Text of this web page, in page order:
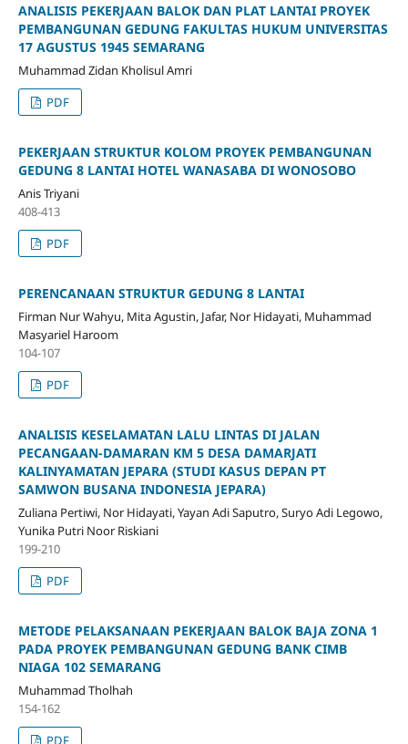
ANALISIS PEKERJAAN BALOK DAN PLAT LANTAI PROYEK
PEMBANGUNAN GEDUNG FAKULTAS HUKUM UNIVERSITAS
17 AGUSTUS 1945 SEMARANG
Muhammad Zidan Kholisul Amri
PDF
PEKERJAAN STRUKTUR KOLOM PROYEK PEMBANGUNAN
GEDUNG 8 LANTAI HOTEL WANASABA DI WONOSOBO
Anis Triyani
408-413
PDF
PERENCANAAN STRUKTUR GEDUNG 8 LANTAI
Firman Nur Wahyu, Mita Agustin, Jafar, Nor Hidayati, Muhammad
Masyariel Haroom
104-107
PDF
ANALISIS KESELAMATAN LALU LINTAS DI JALAN
PECANGAAN-DAMARAN KM 5 DESA DAMARJATI
KALINYAMATAN JEPARA (STUDI KASUS DEPAN PT
SAMWON BUSANA INDONESIA JEPARA)
Zuliana Pertiwi, Nor Hidayati, Yayan Adi Saputro, Suryo Adi Legowo,
Yunika Putri Noor Riskiani
199-210
PDF
METODE PELAKSANAAN PEKERJAAN BALOK BAJA ZONA 1
PADA PROYEK PEMBANGUNAN GEDUNG BANK CIMB
NIAGA 102 SEMARANG
Muhammad Tholhah
154-162
PDF